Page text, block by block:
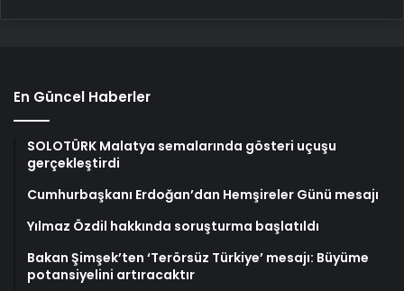
En Güncel Haberler
SOLOTÜRK Malatya semalarında gösteri uçuşu
gerçekleştirdi
Cumhurbaşkanı Erdoğan’dan Hemşireler Günü mesajı
Yılmaz Özdil hakkında soruşturma başlatıldı
Bakan Şimşek’ten ‘Terörsüz Türkiye’ mesajı: Büyüme
potansiyelini artıracaktır